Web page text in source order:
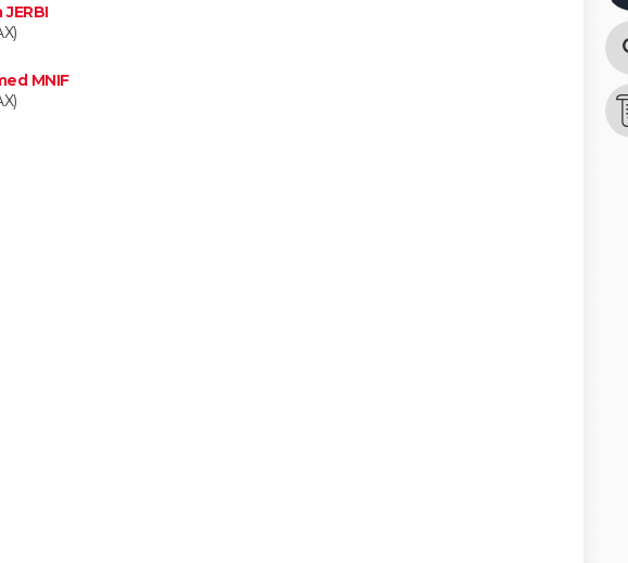
JERBI
MNIF